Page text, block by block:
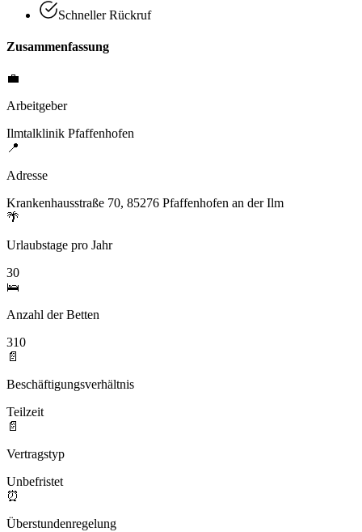
Schneller Rückruf
Zusammenfassung
💼
Arbeitgeber
Ilmtalklinik Pfaffenhofen
📍
Adresse
Krankenhausstraße 70, 85276 Pfaffenhofen an der Ilm
🌴
Urlaubstage pro Jahr
30
🛌
Anzahl der Betten
310
📄
Beschäftigungsverhältnis
Teilzeit
📄
Vertragstyp
Unbefristet
⏰
Überstundenregelung